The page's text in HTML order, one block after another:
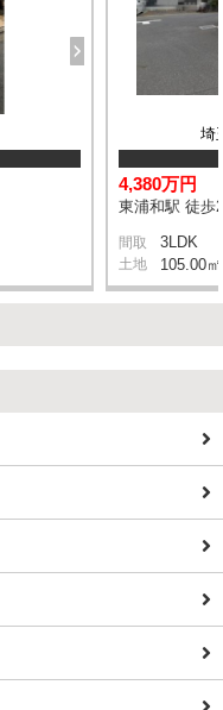
埼
4,380万円
東浦和駅 徒歩
間取 3LDK
土地 105.00㎡